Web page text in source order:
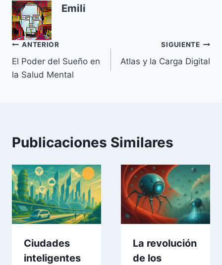
Emili
Navegación
de
ANTERIOR
El Poder del Sueño en
la Salud Mental
SIGUIENTE
Atlas y la Carga Digital
Publicaciones Similares
Ciudades
inteligentes
La revolución
de los